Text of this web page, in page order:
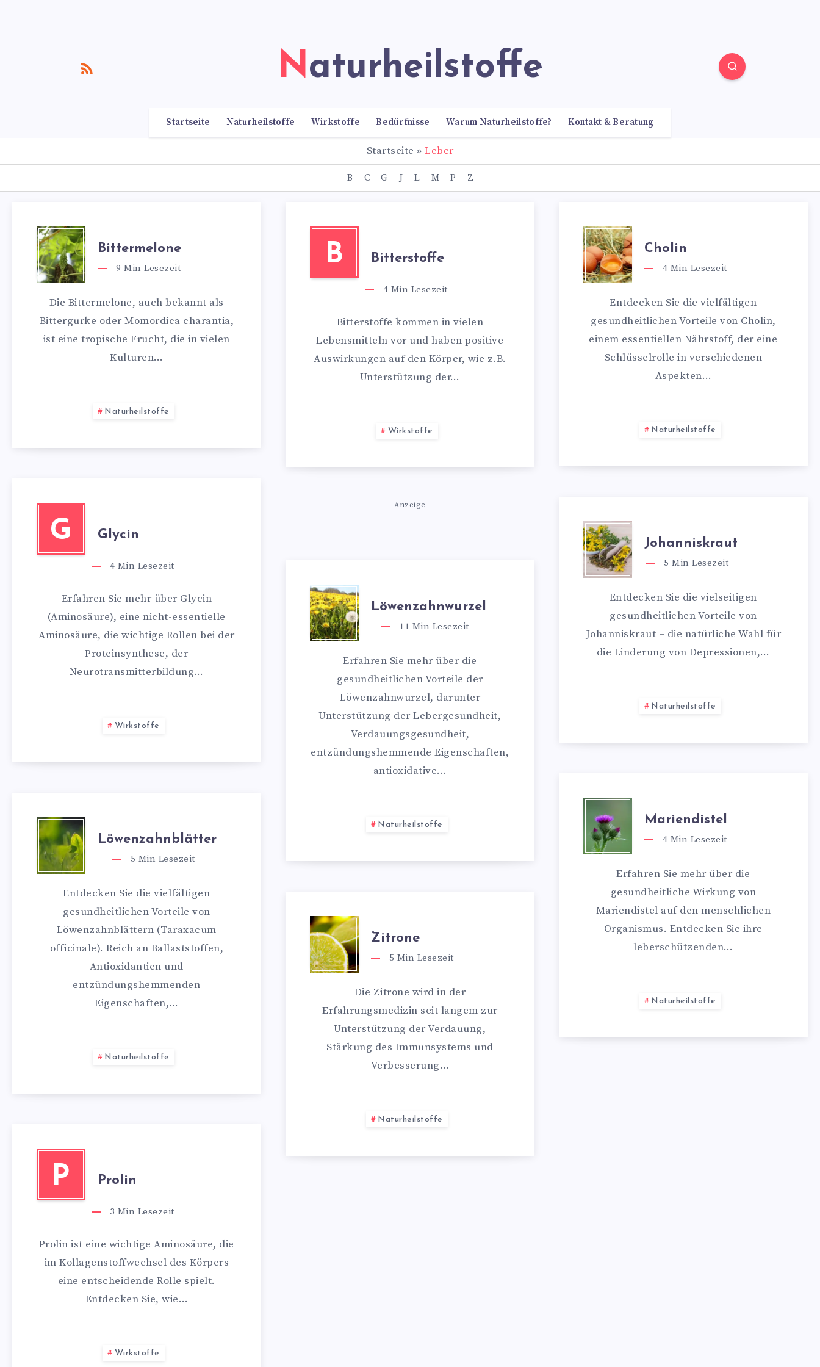
Naturheilstoffe
Startseite Naturheilstoffe Wirkstoffe Bedürfnisse Warum Naturheilstoffe? Kontakt & Beratung
Startseite » Leber
B C G J L M P Z
Bittermelone
9 Min Lesezeit
Die Bittermelone, auch bekannt als
Bittergurke oder Momordica charantia,
ist eine tropische Frucht, die in vielen
Kulturen…
Naturheilstoffe
B Bitterstoffe
4 Min Lesezeit
Bitterstoffe kommen in vielen
Lebensmitteln vor und haben positive
Auswirkungen auf den Körper, wie z.B.
Unterstützung der…
Wirkstoffe
Cholin
4 Min Lesezeit
Entdecken Sie die vielfältigen
gesundheitlichen Vorteile von Cholin,
einem essentiellen Nährstoff, der eine
Schlüsselrolle in verschiedenen
Aspekten…
Naturheilstoffe
G Glycin
4 Min Lesezeit
Erfahren Sie mehr über Glycin
(Aminosäure), eine nicht-essentielle
Aminosäure, die wichtige Rollen bei der
Proteinsynthese, der
Neurotransmitterbildung…
Wirkstoffe
Anzeige
Johanniskraut
5 Min Lesezeit
Entdecken Sie die vielseitigen
gesundheitlichen Vorteile von
Johanniskraut – die natürliche Wahl für
die Linderung von Depressionen,…
Naturheilstoffe
Löwenzahnblätter
5 Min Lesezeit
Entdecken Sie die vielfältigen
gesundheitlichen Vorteile von
Löwenzahnblättern (Taraxacum
officinale). Reich an Ballaststoffen,
Antioxidantien und
entzündungshemmenden
Eigenschaften,…
Naturheilstoffe
Löwenzahnwurzel
11 Min Lesezeit
Erfahren Sie mehr über die
gesundheitlichen Vorteile der
Löwenzahnwurzel, darunter
Unterstützung der Lebergesundheit,
Verdauungsgesundheit,
entzündungshemmende Eigenschaften,
antioxidative…
Naturheilstoffe Mariendistel
4 Min Lesezeit
Erfahren Sie mehr über die
gesundheitliche Wirkung von
Mariendistel auf den menschlichen
Organismus. Entdecken Sie ihre
leberschützenden…
Naturheilstoffe
P Prolin
3 Min Lesezeit
Prolin ist eine wichtige Aminosäure, die
im Kollagenstoffwechsel des Körpers
eine entscheidende Rolle spielt.
Entdecken Sie, wie…
Wirkstoffe
Zitrone
5 Min Lesezeit
Die Zitrone wird in der
Erfahrungsmedizin seit langem zur
Unterstützung der Verdauung,
Stärkung des Immunsystems und
Verbesserung…
Naturheilstoffe